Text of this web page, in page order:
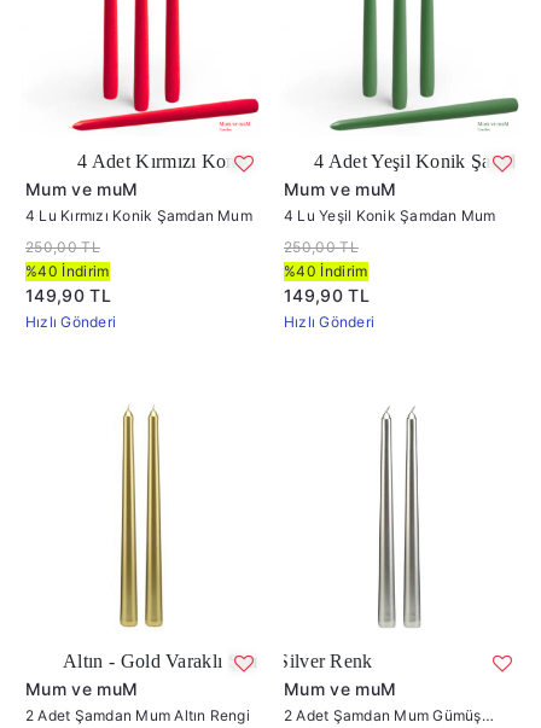
Kırmızı Konik Şamdan Mum
Mum ve muM
4 Lu Kırmızı Konik Şamdan Mum
250,00 TL
%40 İndirim
149,90 TL
Hızlı Gönderi
4 Adet Yeşil Konik Şamdan Mum
Mum ve muM
4 Lu Yeşil Konik Şamdan Mum
250,00 TL
%40 İndirim
149,90 TL
Hızlı Gönderi
- Gold Varaklı Şamdan Mum
Mum ve muM
2 Adet Şamdan Mum Altın Rengi
Mum ve muM
2 Adet Şamdan Mum Gümüş